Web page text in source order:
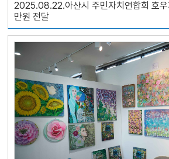
2025.08.22.아산시 주민자치연합회 호우
만원 전달